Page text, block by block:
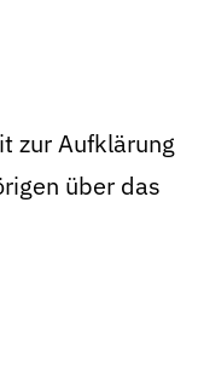
zur Aufklärung
über das